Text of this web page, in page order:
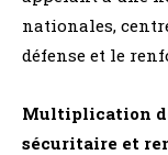
nationales,
défense et le
Multiplication
sécuritaire et